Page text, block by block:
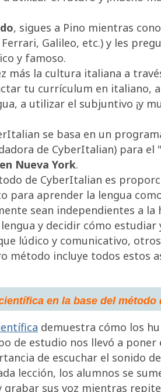
, sigues a Pino mientras
Galileo, etc.) y les
y famoso.
más la cultura italiana a
tu currículum en italiano,
a utilizar el subjuntivo ¡y
se basa en un
de CyberItalian) para
Nueva York.
de CyberItalian es
para aprender la lengua
sean independientes a
y decidir cómo
lúdico y comunicativo,
método incluye todos estos
en la base del método
demuestra cómo los
de estudio nos llevó a
de escuchar el sonido
lección, los alumnos se
grabar sus voz mientras